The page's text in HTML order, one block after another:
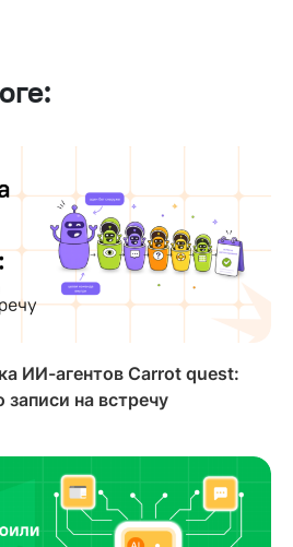
ИИ-агентов Carrot quest:
на встречу